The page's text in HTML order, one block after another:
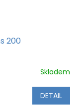
200
Skladem
DETAIL